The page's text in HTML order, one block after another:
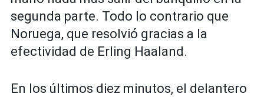
segunda parte. Todo lo contrario que
Noruega, que resolvió gracias a la
efectividad de Erling Haaland.
En los últimos diez minutos, el delantero